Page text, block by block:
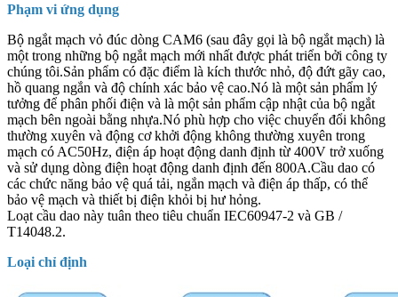
Phạm vi ứng dụng
Bộ ngắt mạch vỏ đúc dòng CAM6 (sau đây gọi là bộ ngắt mạch) là
một trong những bộ ngắt mạch mới nhất được phát triển bởi công ty
chúng tôi.Sản phẩm có đặc điểm là kích thước nhỏ, độ đứt gãy cao,
hồ quang ngắn và độ chính xác bảo vệ cao.Nó là một sản phẩm lý
tưởng để phân phối điện và là một sản phẩm cập nhật của bộ ngắt
mạch bên ngoài bằng nhựa.Nó phù hợp cho việc chuyển đổi không
thường xuyên và động cơ khởi động không thường xuyên trong
mạch có AC50Hz, điện áp hoạt động danh định từ 400V trở xuống
và sử dụng dòng điện hoạt động danh định đến 800A.Cầu dao có
các chức năng bảo vệ quá tải, ngắn mạch và điện áp thấp, có thể
bảo vệ mạch và thiết bị điện khỏi bị hư hỏng.
Loạt cầu dao này tuân theo tiêu chuẩn IEC60947-2 và GB /
T14048.2.
Loại chỉ định